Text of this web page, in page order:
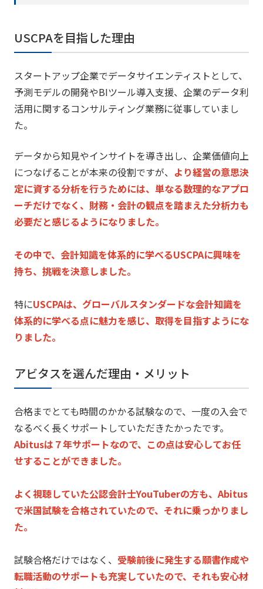
USCPAを目指した理由
スタートアップ企業でデータサイエンティストとして、
予測モデルの開発やBIツール導入支援、 企業のデータ利
活用に関するコンサルティング業務に従事していま し
た。
データから知見やインサイトを導き出し、 企業価値向上
につなげることが本来の役割ですが、 より経営の意思決
定に資する分析を行うためには、 単なる数理的なアプロ
ーチだけでなく、財務・ 会計の観点を踏まえた分析力も
必要だと感じるようになりました。
その中で、会計知識を体系的に学べるUSCPAに興味を
持ち、 挑戦を決意しました。
特にUSCPAは、 グローバルスタンダードな会計知識を
体系的に学べる点に魅力を感じ、取得を目指すようにな
りました。
アビタスを選んだ理由・メリット
合格までとても時間のかかる試験なので、 一度の入会で
なるべく長くサポートしていただきたかったです。
Abitusは７年サポートなので、 この点は安心してお任
せすることができました。
よく視聴していた公認会計士YouTuberの方も、Abitus
で米国試験を合格されていたので、 それに乗っかりまし
た。
試験合格だけではなく、 受験前後に発生する願書作成や
転職活動のサポートも充実していたので、それも安心材